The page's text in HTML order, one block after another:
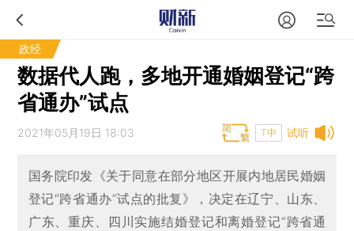
政经
数据代人跑，多地开通婚姻登记“跨
省通办”试点
试听
2021年05月19日 18:03 T中
国务院印发《关于同意在部分地区开展内地居民婚姻
登记“跨省通办”试点的批复》，决定在辽宁、山东、
广东、重庆、四川实施结婚登记和离婚登记“跨省通